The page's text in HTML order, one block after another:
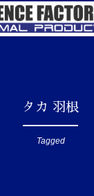
タカ 羽根
Tagged